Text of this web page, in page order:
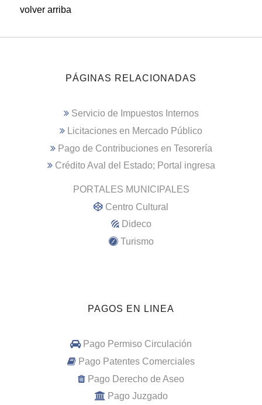
volver arriba
PÁGINAS RELACIONADAS
Servicio de Impuestos Internos
Licitaciones en Mercado Público
Pago de Contribuciones en Tesorería
Crédito Aval del Estado; Portal ingresa
PORTALES MUNICIPALES
Centro Cultural
Dideco
Turismo
PAGOS EN LINEA
Pago Permiso Circulación
Pago Patentes Comerciales
Pago Derecho de Aseo
Pago Juzgado